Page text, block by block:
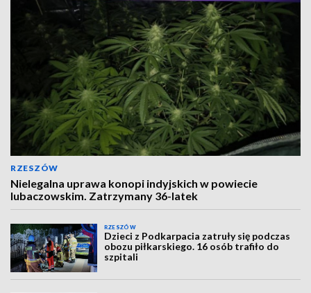
RZESZÓW
Nielegalna uprawa konopi indyjskich w powiecie
lubaczowskim. Zatrzymany 36-latek
RZESZÓW
Dzieci z Podkarpacia zatruły się podczas
obozu piłkarskiego. 16 osób trafiło do
szpitali